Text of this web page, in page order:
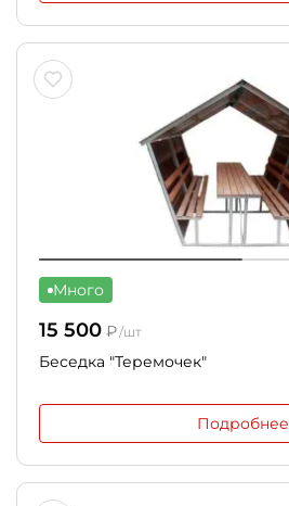
Много
15 500 ₽/шт
Беседка "Теремочек"
Подробнее